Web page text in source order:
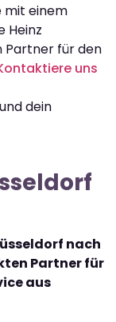
mit einem
Heinz
Partner für den
uns
dein
nach
Partner für
aus